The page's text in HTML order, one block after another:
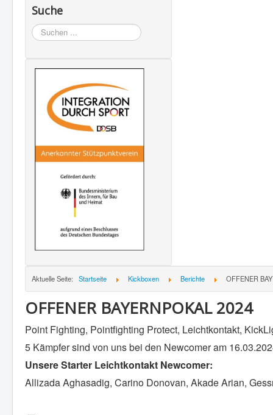
Suche
Suchen
...
Aktuelle Seite: Startseite Kickboxen Berichte OFFENER
OFFENER BAYERNPOKAL 2024
Point Fighting, Pointfighting Protect, Leichtkontakt,
5 Kämpfer sind von uns bei den Newcomer am
Unsere Starter Leichtkontakt Newcomer:
Allizada Aghasadig, Carino Donovan, Akade Arian,